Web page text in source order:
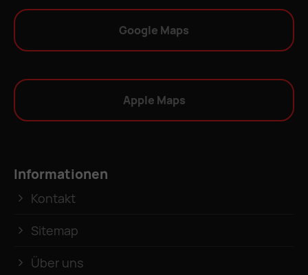
Google Maps
Apple Maps
Informationen
Kontakt
Sitemap
Über uns